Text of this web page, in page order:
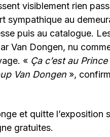
visiblement rien
sympathique au
puis au catalogue.
Van Dongen, nu
« Ça c’est au
Van Dongen »,
et quitte l’exposition
gratuites.